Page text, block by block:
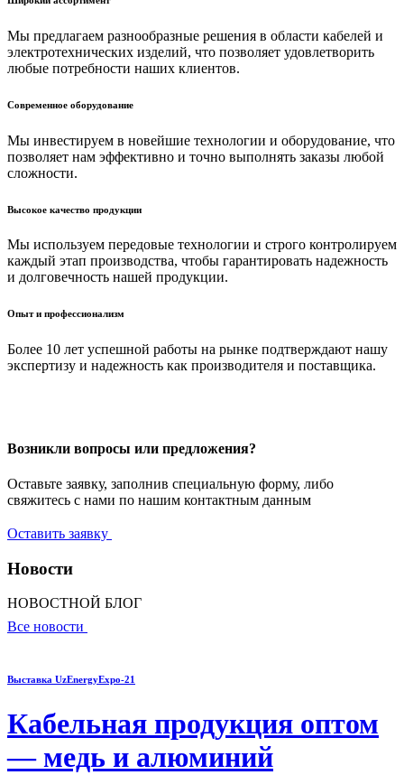
Мы предлагаем разнообразные решения в области кабелей и
электротехнических изделий, что позволяет удовлетворить
любые потребности наших клиентов.
Современное оборудование
Мы инвестируем в новейшие технологии и оборудование, что
позволяет нам эффективно и точно выполнять заказы любой
сложности.
Высокое качество продукции
Мы используем передовые технологии и строго контролируем
каждый этап производства, чтобы гарантировать надежность
и долговечность нашей продукции.
Опыт и профессионализм
Более 10 лет успешной работы на рынке подтверждают нашу
экспертизу и надежность как производителя и поставщика.
Возникли вопросы или предложения?
Оставьте заявку, заполнив специальную форму, либо
свяжитесь с нами по нашим контактным данным
Оставить заявку
Новости
НОВОСТНОЙ БЛОГ
Все новости
Выставка UzEnergyExpo-21
Кабельная продукция оптом
— медь и алюминий